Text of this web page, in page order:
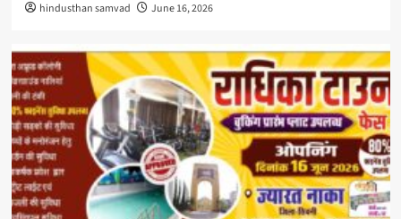
hindusthan samvad June 16, 2026